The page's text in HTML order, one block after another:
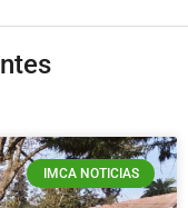
IMCA NOTICIAS